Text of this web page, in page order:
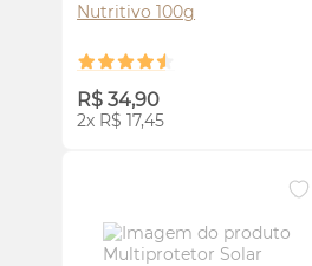
Nutritivo 100g
R$ 34,90
2x R$ 17,45
AVISE-ME